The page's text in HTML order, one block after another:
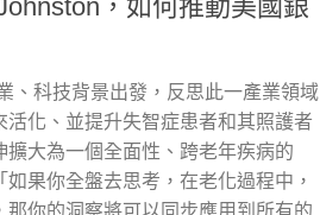
，如何推動美國銀
、科技背景出發，反思此一產業領域
化、並提升失智症患者和其照護者
大為一個全面性、跨老年疾病的
如果你全盤去思考，在老化過程中，